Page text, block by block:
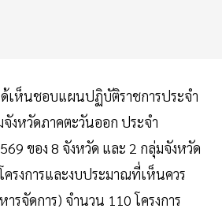
เห็นชอบแผนปฏิบัติราชการประจำ
งหวัดภาคตะวันออก ประจำ
ของ 8 จังหวัด และ 2 กลุ่มจังหวัด
รงการและงบประมาณที่เห็นควร
รจัดการ) จำนวน 110 โครงการ